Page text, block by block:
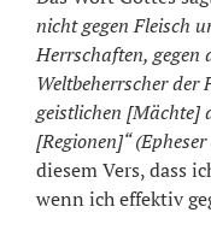
nicht gegen Fleisch
Herrschaften, gegen
Weltbeherrscher der
geistlichen [Mächte]
[Regionen]“
diesem Vers, dass
wenn ich effektiv